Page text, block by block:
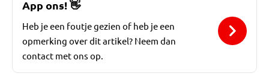
App ons!👋
Heb je een foutje gezien of heb je een
opmerking over dit artikel? Neem dan
contact met ons op.